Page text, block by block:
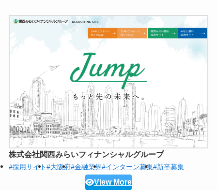
株式会社関西みらいフィナンシャルグループ
#採用サイト#大阪府#金融業界#インターン募集#新卒募集
View More